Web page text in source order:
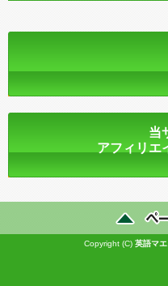
当
アフィリエ
Copyright (C) 英語マ